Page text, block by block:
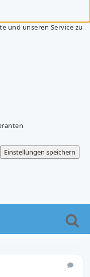
und unseren Service zu
Einstellungen speichern